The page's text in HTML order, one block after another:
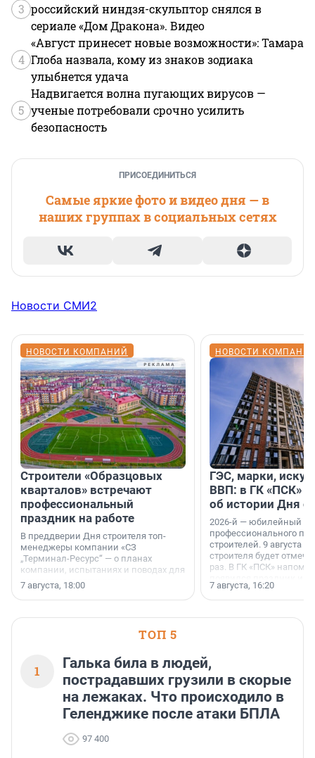
3 российский ниндзя-скульптор снялся в
сериале «Дом Дракона». Видео
4
«Август принесет новые возможности»: Тамара
Глоба назвала, кому из знаков зодиака
улыбнется удача
5
Надвигается волна пугающих вирусов —
ученые потребовали срочно усилить
безопасность
ПРИСОЕДИНИТЬСЯ
Самые яркие фото и видео дня — в
наших группах в социальных сетях
Новости СМИ2
НОВОСТИ КОМПАНИЙ
Строители «Образцовых
кварталов» встречают
профессиональный
праздник на работе
В преддверии Дня строителя топ-
менеджеры компании «СЗ
„Терминал-Ресурс“ — о планах
компании, испытаниях и поводах для
осторожного оптимизма.
7 августа, 18:00
НОВОСТИ
ГЭС, марки,
ВВП: в ГК «ПСК»
об истории Дня
2026-й — юбилейный
профессионального
строителей. 9 августа
строителя будет
раз. В ГК «ПСК»
поменялась роль
7 августа, 16:20
ТОП 5
1
Галька била в людей,
пострадавших грузили в скорые
на лежаках. Что происходило в
Геленджике после атаки БПЛА
97 400